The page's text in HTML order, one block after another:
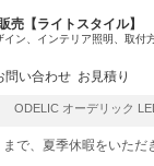
売【ライトスタイル】
ン、インテリア照明、取付
問い合わせ お見積り
オーデリック LED
で、夏季休暇をいただ